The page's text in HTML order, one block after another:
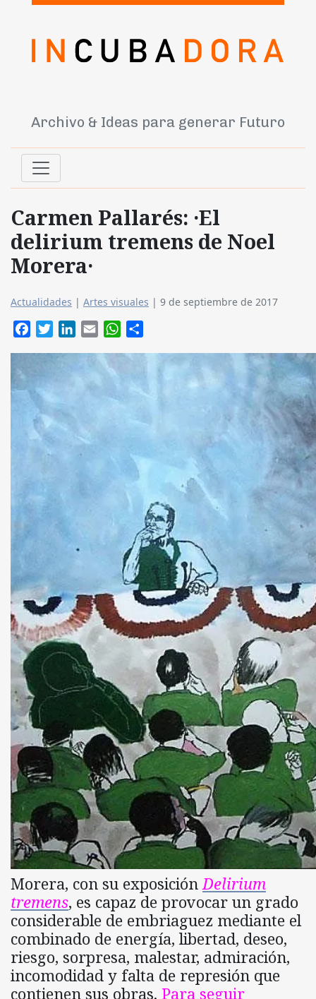
Archivo & Ideas para generar Futuro
Carmen Pallarés: ·El
delirium tremens de Noel
Morera·
Actualidades | Artes visuales | 9 de septiembre de 2017
FacebookTwitterLinkedIn
Email WhatsApp
Morera, con su exposiciónDelirium
tremens, es capaz de provocar un grado
considerable de embriaguez mediante el
combinado de energía, libertad, deseo,
riesgo, sorpresa, malestar, admiración,
incomodidad y falta de represión que
contienen sus obras. Para seguir